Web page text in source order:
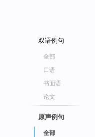
双语例句
全部
口语
书面语
论文
原声例句
全部